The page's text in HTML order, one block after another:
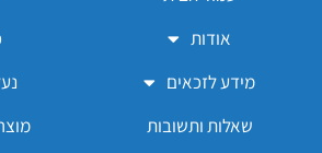
אודות
מידע לזכאים
שאלות ותשובות